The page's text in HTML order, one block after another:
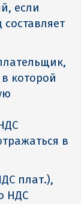
если
которой
в
плат.),
НДС